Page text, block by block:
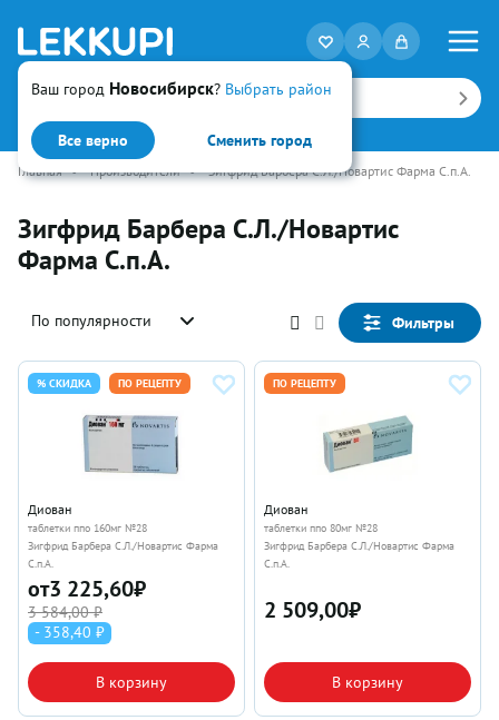
Ваш город Новосибирск? Выбрать район
Все верно Сменить город
Искать
Главная • Производители • Зигфрид Барбера С.Л./Новартис Фарма С.п.А.
Зигфрид Барбера С.Л./Новартис
Фарма С.п.А.
По популярности Фильтры
% СКИДКА ПО РЕЦЕПТУ
Диован
таблетки ппо 160мг №28
Зигфрид Барбера С.Л./Новартис Фарма
С.п.А.
от3 225,60₽
3 584,00 ₽
- 358,40 ₽
В корзину
ПО РЕЦЕПТУ
Диован
таблетки ппо 80мг №28
Зигфрид Барбера С.Л./Новартис Фарма
С.п.А.
2 509,00₽
В корзину